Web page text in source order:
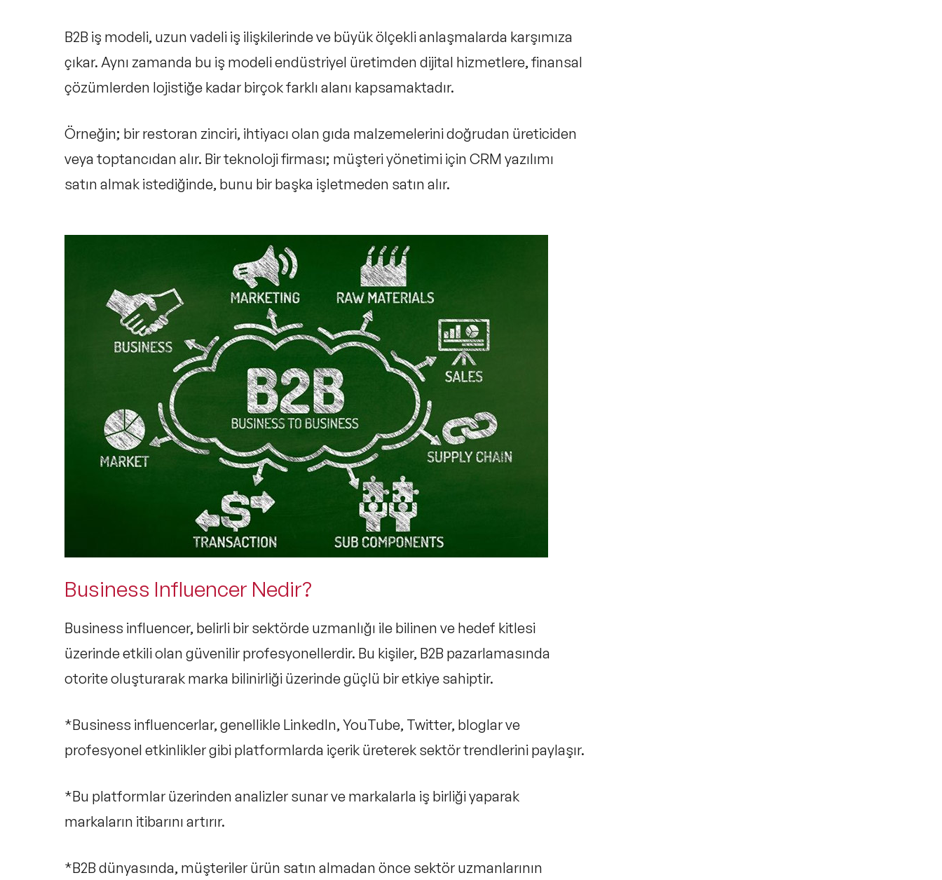
B2B iş modeli, uzun vadeli iş ilişkilerinde ve büyük ölçekli anlaşmalarda karşımıza
çıkar. Aynı zamanda bu iş modeli endüstriyel üretimden dijital hizmetlere, finansal
çözümlerden lojistiğe kadar birçok farklı alanı kapsamaktadır.
Örneğin; bir restoran zinciri, ihtiyacı olan gıda malzemelerini doğrudan üreticiden
veya toptancıdan alır. Bir teknoloji firması; müşteri yönetimi için CRM yazılımı
satın almak istediğinde, bunu bir başka işletmeden satın alır.
Business Influencer Nedir?
Business influencer, belirli bir sektörde uzmanlığı ile bilinen ve hedef kitlesi
üzerinde etkili olan güvenilir profesyonellerdir. Bu kişiler, B2B pazarlamasında
otorite oluşturarak marka bilinirliği üzerinde güçlü bir etkiye sahiptir.
*Business influencerlar, genellikle LinkedIn, YouTube, Twitter, bloglar ve
profesyonel etkinlikler gibi platformlarda içerik üreterek sektör trendlerini paylaşır.
*Bu platformlar üzerinden analizler sunar ve markalarla iş birliği yaparak
markaların itibarını artırır.
*B2B dünyasında, müşteriler ürün satın almadan önce sektör uzmanlarının